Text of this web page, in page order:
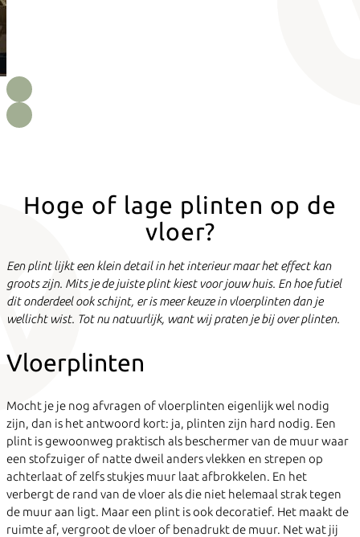
Hoge of lage plinten op de
vloer?
Een plint lijkt een klein detail in het interieur maar het effect kan
groots zijn. Mits je de juiste plint kiest voor jouw huis. En hoe futiel
dit onderdeel ook schijnt, er is meer keuze in vloerplinten dan je
wellicht wist. Tot nu natuurlijk, want wij praten je bij over plinten.
Vloerplinten
Mocht je je nog afvragen of vloerplinten eigenlijk wel nodig
zijn, dan is het antwoord kort: ja, plinten zijn hard nodig. Een
plint is gewoonweg praktisch als beschermer van de muur waar
een stofzuiger of natte dweil anders vlekken en strepen op
achterlaat of zelfs stukjes muur laat afbrokkelen. En het
verbergt de rand van de vloer als die niet helemaal strak tegen
de muur aan ligt. Maar een plint is ook decoratief. Het maakt de
ruimte af, vergroot de vloer of benadrukt de muur. Net wat jij